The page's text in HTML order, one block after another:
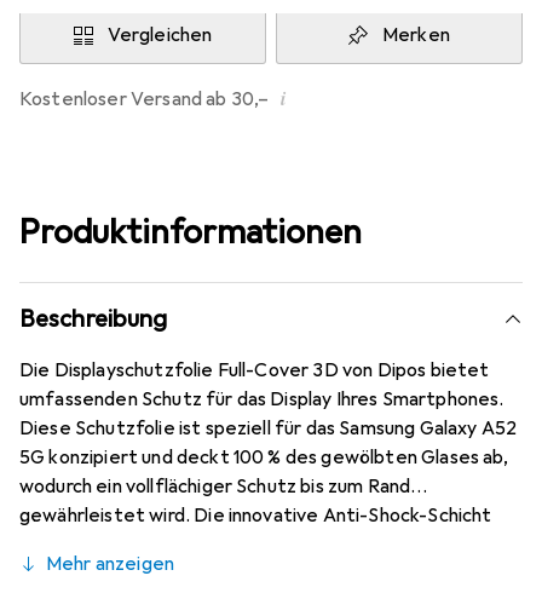
Vergleichen Merken
Kostenloser Versand ab 30,– i
Produktinformationen
Beschreibung
Die Displayschutzfolie Full-Cover 3D von Dipos bietet
umfassenden Schutz für das Display Ihres Smartphones.
Diese Schutzfolie ist speziell für das Samsung Galaxy A52
5G konzipiert und deckt 100 % des gewölbten Glases ab,
wodurch ein vollflächiger Schutz bis zum Rand
gewährleistet wird. Die innovative Anti-Shock-Schicht
und sorgt dafür, dass Ihr Gerät auch bei Stössen und
Mehr anzeigen